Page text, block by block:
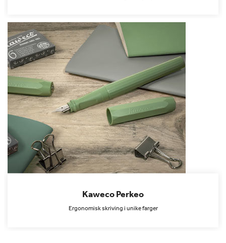
Kaweco Perkeo
Ergonomisk skriving i unike farger